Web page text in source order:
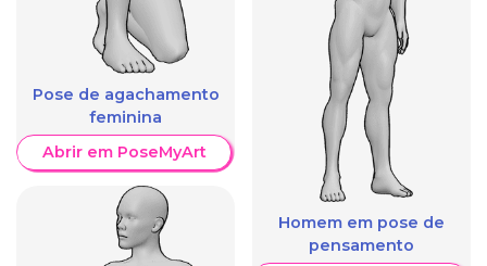
Pose de agachamento
feminina
Abrir em PoseMyArt
Homem em pose de
pensamento